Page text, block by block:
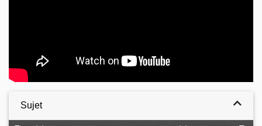
Sujet